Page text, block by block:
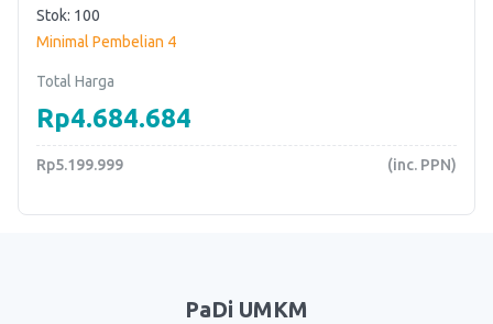
Stok: 100
Minimal Pembelian 4
Total Harga
Rp4.684.684
Rp5.199.999 (inc. PPN)
PaDi UMKM